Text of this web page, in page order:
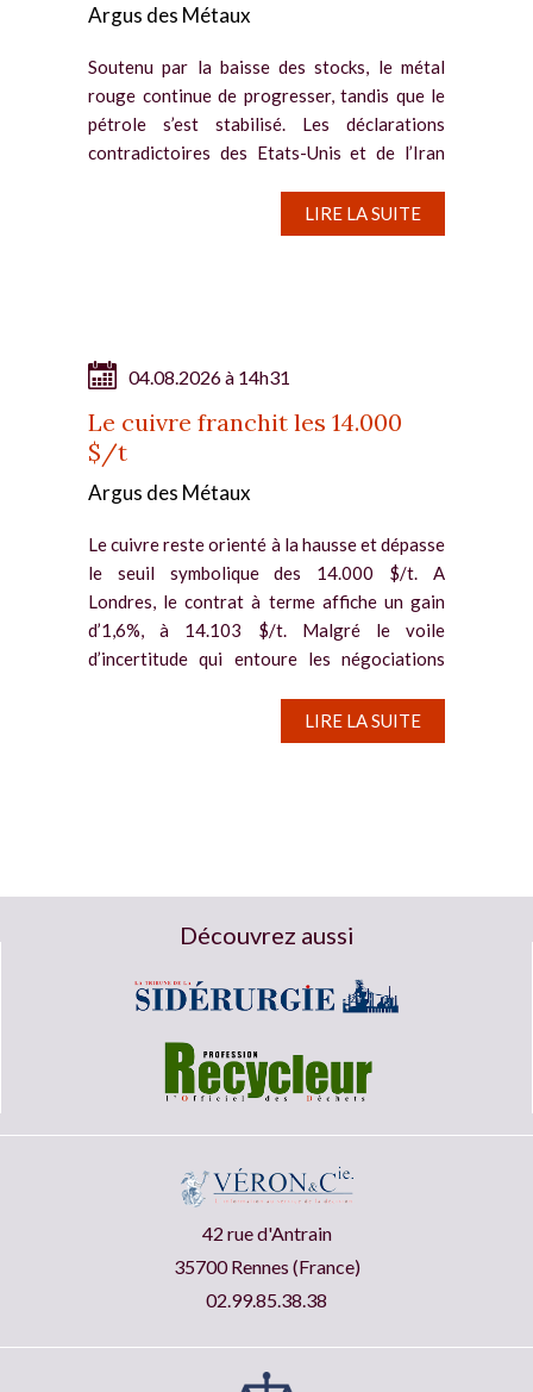
Argus des Métaux
Soutenu par la baisse des stocks, le métal
rouge continue de progresser, tandis que le
pétrole s’est stabilisé. Les déclarations
contradictoires des Etats-Unis et de l’Iran
LIRE LA SUITE
04.08.2026 à 14h31
Le cuivre franchit les 14.000
$/t
Argus des Métaux
Le cuivre reste orienté à la hausse et dépasse
le seuil symbolique des 14.000 $/t. A
Londres, le contrat à terme affiche un gain
d’1,6%, à 14.103 $/t. Malgré le voile
d’incertitude qui entoure les négociations
LIRE LA SUITE
Découvrez aussi
42 rue d'Antrain
35700 Rennes (France)
02.99.85.38.38